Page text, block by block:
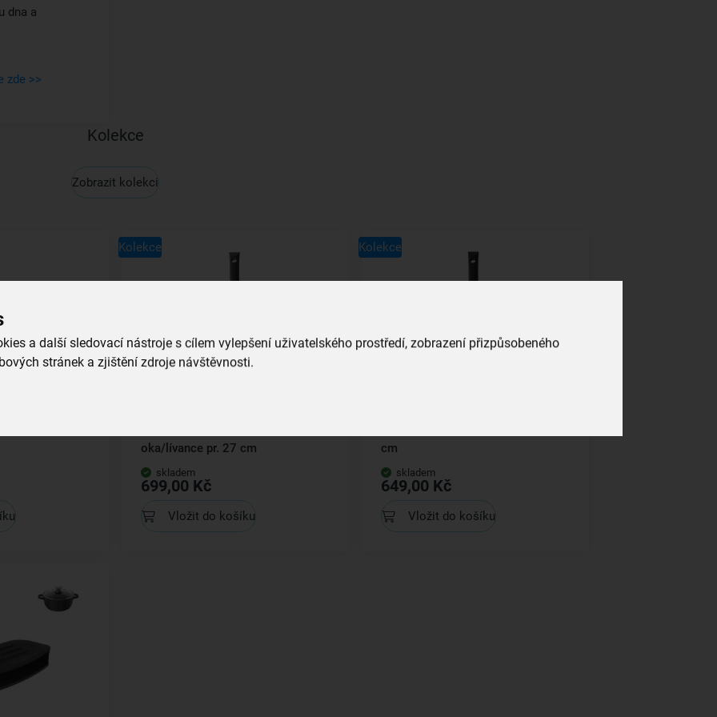
a další sledovací nástroje s cílem vylepšení uživatelského prostředí, zobrazení přizpůsobeného
stránek a zjištění zdroje návštěvnosti.
dna a
zde >>
Kolekce
Zobrazit kolekci
Kolekce
oka/lívance pr. 27 cm
skladem
699,00 Kč
Vložit do košíku
Kolekce
cm
skladem
649,00 Kč
Vložit do košíku